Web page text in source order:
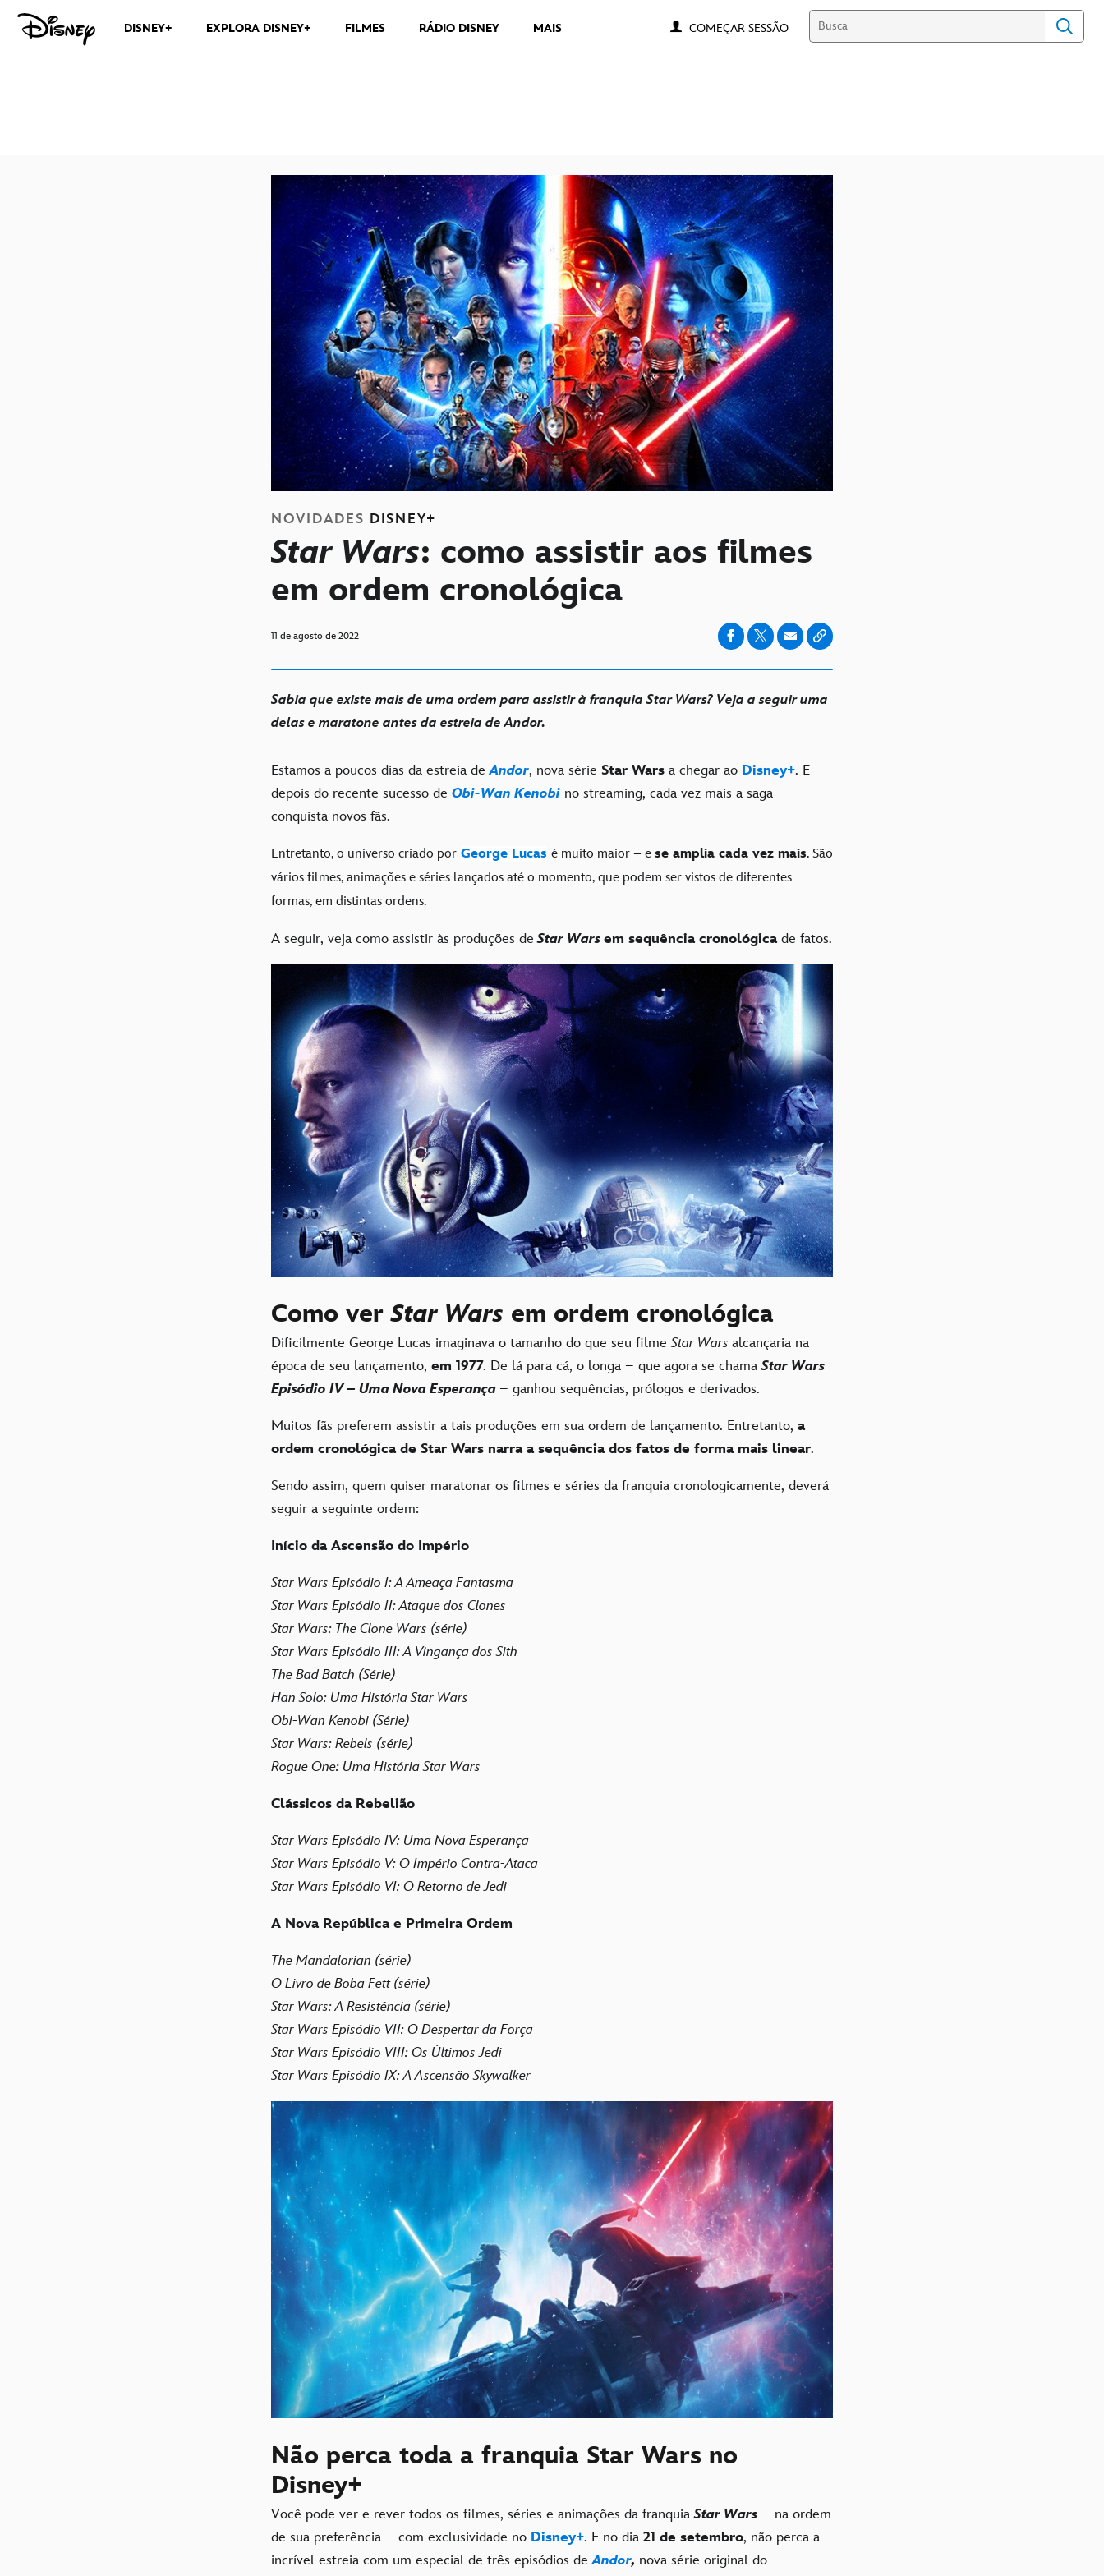
DISNEY+ EXPLORA DISNEY+ FILMES RÁDIO DISNEY MAIS COMEÇAR SESSÃO
NOVIDADES DISNEY+
Star Wars: como assistir aos filmes
em ordem cronológica
11 de agosto de 2022
Sabia que existe mais de uma ordem para assistir à franquia Star Wars? Veja a seguir uma
delas e maratone antes da estreia de Andor.
Estamos a poucos dias da estreia deAndor, nova série Star Wars a chegar ao Disney+. E
depois do recente sucesso de Obi-Wan Kenobi no streaming, cada vez mais a saga
conquista novos fãs.
Entretanto, o universo criado por George Lucas é muito maior – e se amplia cada vez mais. São
vários filmes, animações e séries lançados até o momento, que podem ser vistos de diferentes
formas, em distintas ordens.
A seguir, veja como assistir às produções de Star Wars em sequência cronológicade fatos.
Como verStar Wars em ordem cronológica
Dificilmente George Lucas imaginava o tamanho do que seu filmeStar Wars alcançaria na
época de seu lançamento, em 1977. De lá para cá, o longa – que agora se chamaStar Wars
Episódio IV – Uma Nova Esperança – ganhou sequências, prólogos e derivados.
Muitos fãs preferem assistir a tais produções em sua ordem de lançamento. Entretanto, a
ordem cronológica de Star Wars narra a sequência dos fatos de forma mais linear.
Sendo assim, quem quiser maratonar os filmes e séries da franquia cronologicamente, deverá
seguir a seguinte ordem:
Início da Ascensão do Império
Star Wars Episódio I: A Ameaça Fantasma
Star Wars Episódio II: Ataque dos Clones
Star Wars: The Clone Wars (série)
Star Wars Episódio III: A Vingança dos Sith
The Bad Batch (Série)
Han Solo: Uma História Star Wars
Obi-Wan Kenobi (Série)
Star Wars: Rebels (série)
Rogue One: Uma História Star Wars
Clássicos da Rebelião
Star Wars Episódio IV: Uma Nova Esperança
Star Wars Episódio V: O Império Contra-Ataca
Star Wars Episódio VI: O Retorno de Jedi
A Nova República e Primeira Ordem
The Mandalorian (série)
O Livro de Boba Fett (série)
Star Wars: A Resistência (série)
Star Wars Episódio VII: O Despertar da Força
Star Wars Episódio VIII: Os Últimos Jedi
Star Wars Episódio IX: A Ascensão Skywalker
Não perca toda a franquia Star Wars no
Disney+
Você pode ver e rever todos os filmes, séries e animações da franquiaStar Wars – na ordem
de sua preferência – com exclusividade no Disney+. E no dia 21 de setembro, não perca a
incrível estreia com um especial de três episódios deAndor, nova série original do